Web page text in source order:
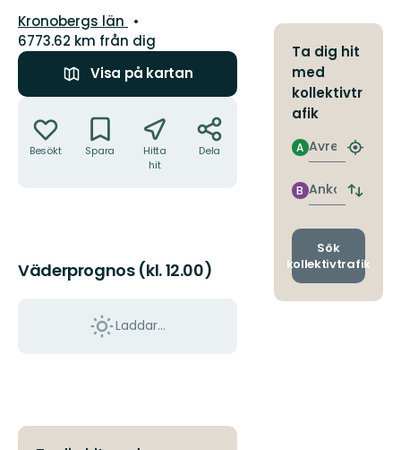
Län:
Kronobergs län
6773.62 km från dig
Visa på kartan
Besökt Spara
Hitta
hit
Dela
Väderprognos (kl. 12.00)
Laddar...
Ta dig hit
med
kollektivtr
afik
Avresa
A
Hitta
Ankomst
B
Byt
och
Sök
kollektivtrafik